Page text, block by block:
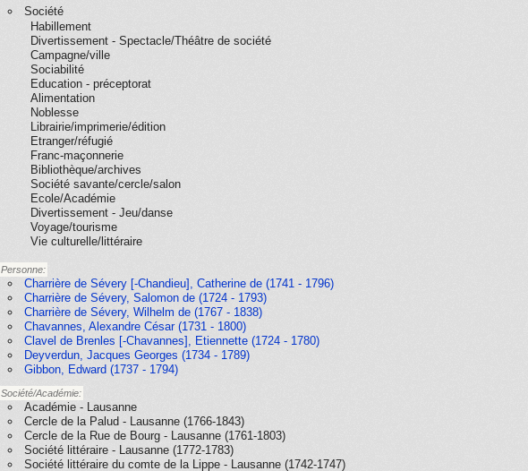
Société
Habillement
Divertissement - Spectacle/Théâtre de société
Campagne/ville
Sociabilité
Education - préceptorat
Alimentation
Noblesse
Librairie/imprimerie/édition
Etranger/réfugié
Franc-maçonnerie
Bibliothèque/archives
Société savante/cercle/salon
Ecole/Académie
Divertissement - Jeu/danse
Voyage/tourisme
Vie culturelle/littéraire
Personne:
Charrière de Sévery [-Chandieu], Catherine de (1741 - 1796)
Charrière de Sévery, Salomon de (1724 - 1793)
Charrière de Sévery, Wilhelm de (1767 - 1838)
Chavannes, Alexandre César (1731 - 1800)
Clavel de Brenles [-Chavannes], Etiennette (1724 - 1780)
Deyverdun, Jacques Georges (1734 - 1789)
Gibbon, Edward (1737 - 1794)
Société/Académie:
Académie - Lausanne
Cercle de la Palud - Lausanne (1766-1843)
Cercle de la Rue de Bourg - Lausanne (1761-1803)
Société littéraire - Lausanne (1772-1783)
Société littéraire du comte de la Lippe - Lausanne (1742-1747)